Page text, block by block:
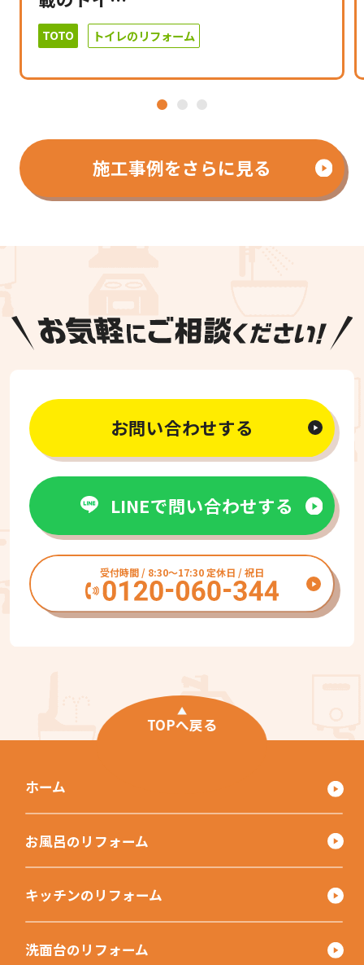
TOTO トイレのリフォーム
1 2 3
施工事例をさらに見る
お問い合わせする
LINEで問い合わせする
受付時間 / 8:30〜17:30 定休日 / 祝日
TOPへ戻る
ホーム
お風呂のリフォーム
キッチンのリフォーム
洗面台のリフォーム